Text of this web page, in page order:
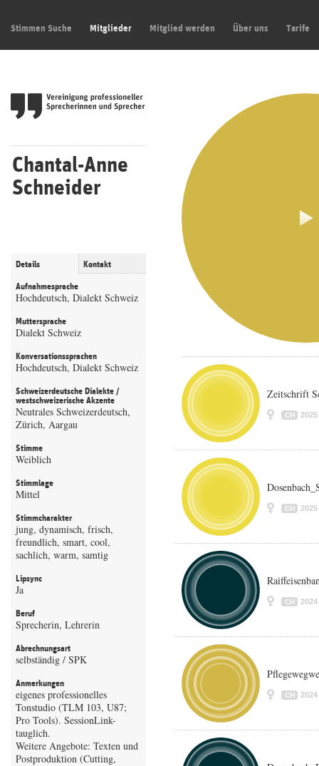
Stimmen Suche Mitglieder Mitglied werden Über uns Tarife
Chantal-Anne
Schneider
Details Kontakt
Aufnahmesprache
Hochdeutsch, Dialekt Schweiz
Muttersprache
Dialekt Schweiz
Konversationssprachen
Hochdeutsch, Dialekt Schweiz
Schweizerdeutsche Dialekte /
westschweizerische Akzente
Neutrales Schweizerdeutsch,
Zürich, Aargau
Stimme
Weiblich
Stimmlage
Mittel
Stimmcharakter
jung, dynamisch, frisch,
freundlich, smart, cool,
sachlich, warm, samtig
Lipsync
Ja
Beruf
Sprecherin, Lehrerin
Abrechnungsart
selbständig / SPK
Anmerkungen
eigenes professionelles
Tonstudio (TLM 103, U87;
Pro Tools). SessionLink-
tauglich.
Weitere Angebote: Texten und
Postproduktion (Cutting,
Zeitschrift
CH 2025
CH 2025
CH 2024
CH 2024